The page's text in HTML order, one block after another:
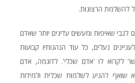
הרצונות.
גם לגבי שאיפות ומעשים עדינים יותר שאדם
נעלים, כל עוד הנהגותיו קבועות
לקרוא לו 'אדם שכלי'. לדוגמה, אדם
שואף להגיע לשלמות שכלית ולמידות